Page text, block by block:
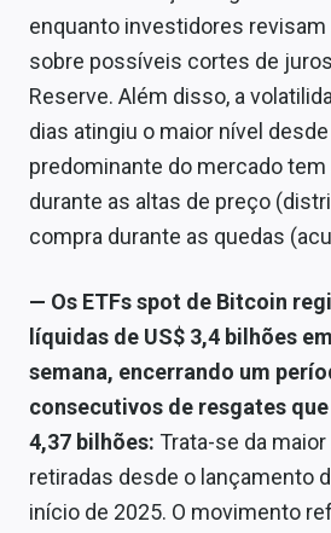
enquanto investidores
sobre possíveis cortes de juros
Reserve. Além disso, a
dias atingiu o maior nível
predominante do mercado tem
durante as altas de preço
compra durante as quedas
— Os ETFs spot de Bitcoin
líquidas de US$ 3,4 bilhões
semana, encerrando um
consecutivos de resgates
4,37 bilhões: Trata-se da
retiradas desde o lançamento
início de 2025. O movimento